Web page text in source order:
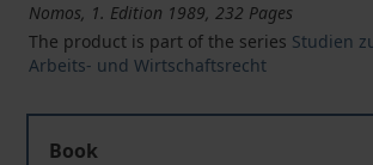
Nomos, 1. Edition 1989, 232 Pages
The product is part of the series Studien
Arbeits- und Wirtschaftsrecht
Book